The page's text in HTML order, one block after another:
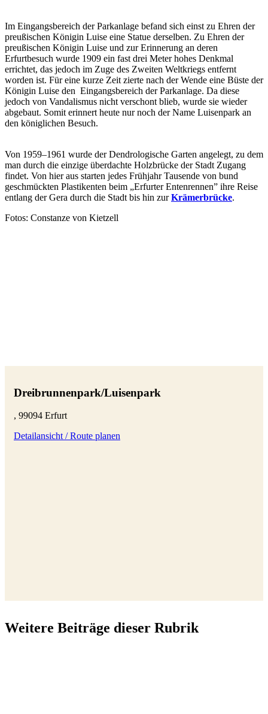
Im Eingangsbereich der Parkanlage befand sich einst zu Ehren der
preußischen Königin Luise eine Statue derselben. Zu Ehren der
preußischen Königin Luise und zur Erinnerung an deren
Erfurtbesuch wurde 1909 ein fast drei Meter hohes Denkmal
errichtet, das jedoch im Zuge des Zweiten Weltkriegs entfernt
worden ist. Für eine kurze Zeit zierte nach der Wende eine Büste der
Königin Luise den Eingangsbereich der Parkanlage. Da diese
jedoch von Vandalismus nicht verschont blieb, wurde sie wieder
abgebaut. Somit erinnert heute nur noch der Name Luisenpark an
den königlichen Besuch.
Von 1959–1961 wurde der Dendrologische Garten angelegt, zu dem
man durch die einzige überdachte Holzbrücke der Stadt Zugang
findet. Von hier aus starten jedes Frühjahr Tausende von bund
geschmückten Plastikenten beim „Erfurter Entenrennen” ihre Reise
entlang der Gera durch die Stadt bis hin zurKrämerbrücke.
Fotos: Constanze von Kietzell
Dreibrunnenpark/Luisenpark
, 99094 Erfurt
Detailansicht / Route planen
Weitere Beiträge dieser Rubrik